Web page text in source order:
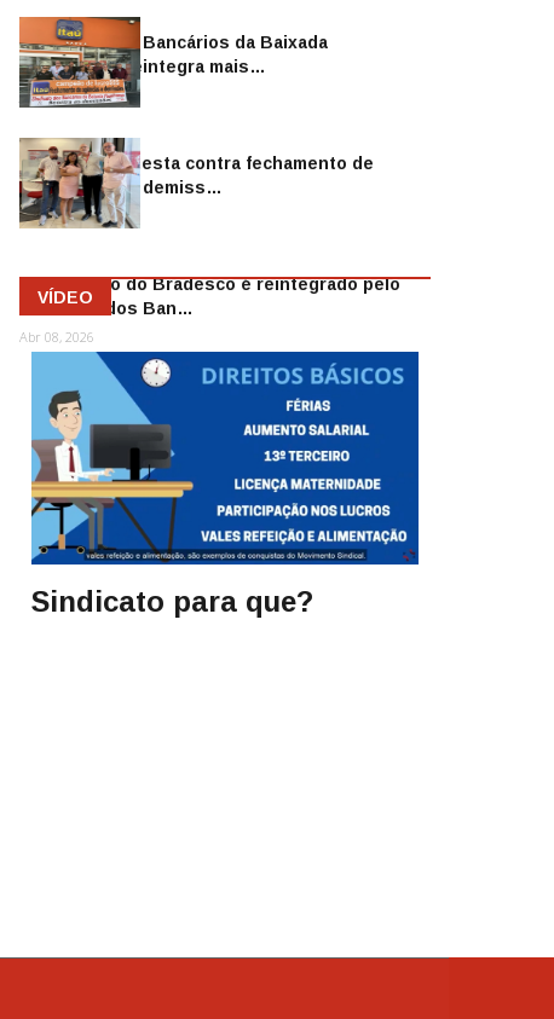
Sindicato dos Bancários da Baixada
Fluminense reintegra mais…
Jul 14, 2026
Sindicato protesta contra fechamento de
agências e as demiss…
Mai 13, 2026
Funcionário do Bradesco é reintegrado pelo
Sindicato dos Ban…
Abr 08, 2026
VÍDEO
Sindicato para que?